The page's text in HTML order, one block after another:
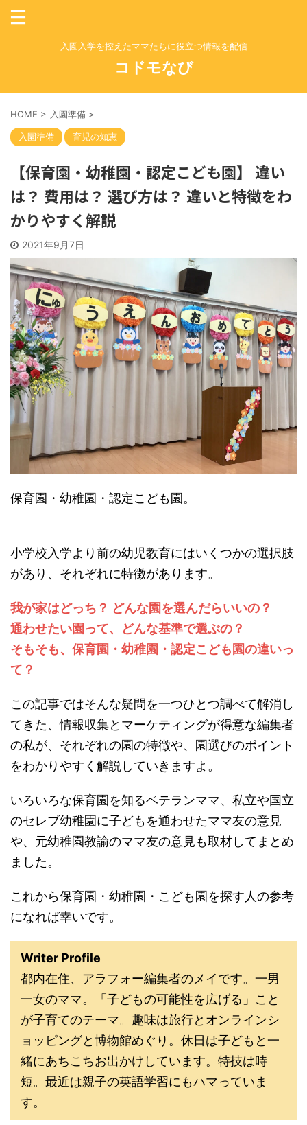
入園入学を控えたママたちに役立つ情報を配信
コドモなび
HOME > 入園準備 >
入園準備 育児の知恵
【保育園・幼稚園・認定こども園】 違い
は？ 費用は？ 選び方は？ 違いと特徴をわ
かりやすく解説
2021年9月7日
保育園・幼稚園・認定こども園。
小学校入学より前の幼児教育にはいくつかの選択肢
があり、それぞれに特徴があります。
我が家はどっち？ どんな園を選んだらいいの？
通わせたい園って、どんな基準で選ぶの？
そもそも、保育園・幼稚園・認定こども園の違いっ
て？
この記事ではそんな疑問を一つひとつ調べて解消し
てきた、情報収集とマーケティングが得意な編集者
の私が、それぞれの園の特徴や、園選びのポイント
をわかりやすく解説していきますよ。
いろいろな保育園を知るベテランママ、私立や国立
のセレブ幼稚園に子どもを通わせたママ友の意見
や、元幼稚園教諭のママ友の意見も取材してまとめ
ました。
これから保育園・幼稚園・こども園を探す人の参考
になれば幸いです。
Writer Profile
都内在住、アラフォー編集者のメイです。一男
一女のママ。「子どもの可能性を広げる」こと
が子育てのテーマ。趣味は旅行とオンラインシ
ョッピングと博物館めぐり。休日は子どもと一
緒にあちこちお出かけしています。特技は時
短。最近は親子の英語学習にもハマっていま
す。